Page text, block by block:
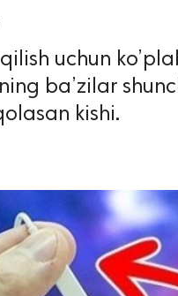
uchun
ba’zilar
kishi.